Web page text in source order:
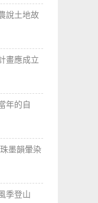
說土地故
畫應成立
年的自
墨韻暈染
季登山